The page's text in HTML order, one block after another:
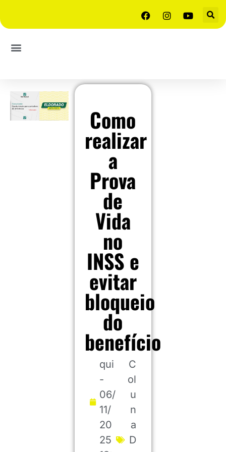
Como
realizar
a
Prova
de
Vida
no
INSS e
evitar
bloqueio
do
benefício
qui
-
06/
11/
20
25
C
ol
u
n
a
D